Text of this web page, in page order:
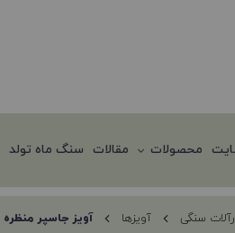
محصولات مقالات سنگ ماه تولد
سنگی آویزها آویز جاسپر منظره